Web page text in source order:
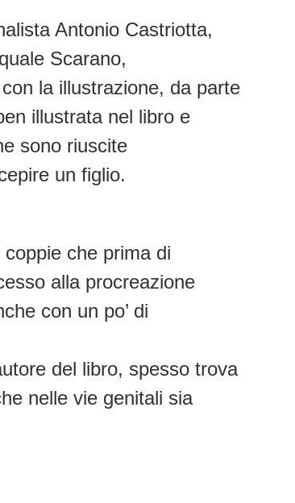
Antonio Castriotta,
Scarano,
la illustrazione, da parte
illustrata nel libro e
sono riuscite
un figlio.
che prima di
alla procreazione
con un po’ di
del libro, spesso trova
nelle vie genitali sia